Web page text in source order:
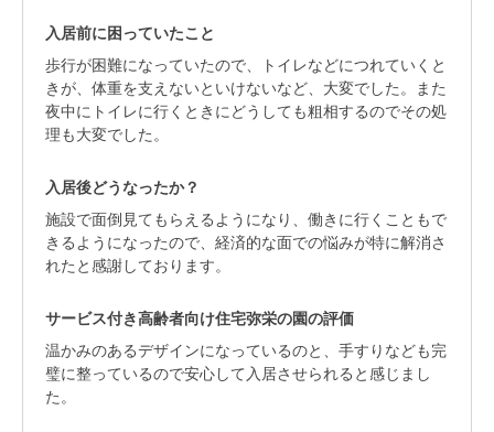
入居前に困っていたこと
歩行が困難になっていたので、トイレなどにつれていくと
きが、体重を支えないといけないなど、大変でした。また
夜中にトイレに行くときにどうしても粗相するのでその処
理も大変でした。
入居後どうなったか？
施設で面倒見てもらえるようになり、働きに行くこともで
きるようになったので、経済的な面での悩みが特に解消さ
れたと感謝しております。
サービス付き高齢者向け住宅弥栄の園の評価
温かみのあるデザインになっているのと、手すりなども完
璧に整っているので安心して入居させられると感じまし
た。